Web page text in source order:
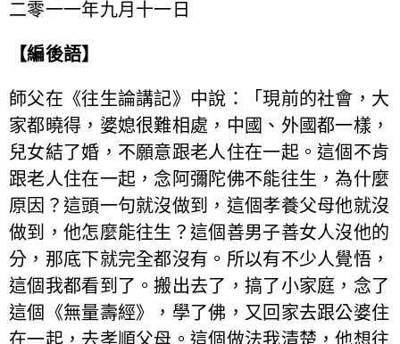
二零一一年九月十一日
【編後語】
師父在《往生論講記》中說：「現前的社會，大
家都曉得，婆媳很難相處，中國、外國都一樣，
兒女結了婚，不願意跟老人住在一起。這個不肯
跟老人住在一起，念阿彌陀佛不能往生，為什麼
原因？這頭一句就沒做到，這個孝養父母他就沒
做到，他怎麼能往生？這個善男子善女人沒他的
分，那底下就完全都沒有。所以有不少人覺悟，
這個我都看到了。搬出去了，搞了小家庭，念了
這個《無量壽經》，學了佛，又回家去跟公婆住
在一起，去孝順父母。這個做法我清楚，他想往